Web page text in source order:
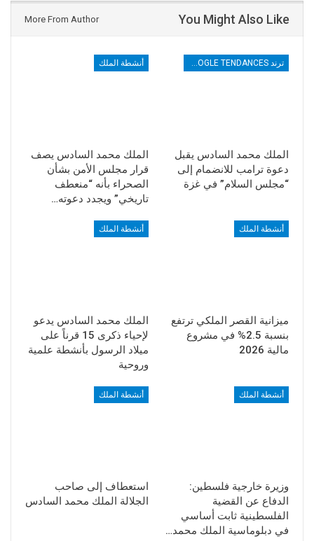
You Might Also Like
More From Author
الملك محمد السادس يقبل
دعوة ترامب للانضمام إلى
“مجلس السلام” في غزة
أنشطة الملك
الملك محمد السادس يصف
قرار مجلس الأمن بشأن
الصحراء بأنه “منعطف
تاريخي” ويجدد دعوته…
أنشطة الملك
ميزانية القصر الملكي ترتفع
بنسبة 2.5% في مشروع
مالية 2026
أنشطة الملك
الملك محمد السادس يدعو
لإحياء ذكرى 15 قرناً على
ميلاد الرسول بأنشطة علمية
وروحية
أنشطة الملك
وزيرة خارجية فلسطين:
الدفاع عن القضية
الفلسطينية ثابت أساسي
في دبلوماسية الملك محمد…
أنشطة الملك
استعطاف إلى صاحب
الجلالة الملك محمد السادس